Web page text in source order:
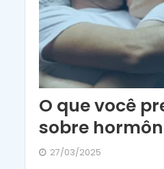
O que você
sobre
27/03/2025